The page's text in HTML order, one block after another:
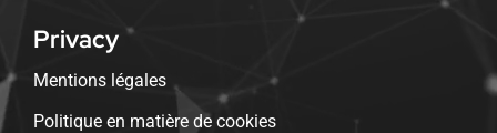
Privacy
Mentions légales
Politique en matière de cookies